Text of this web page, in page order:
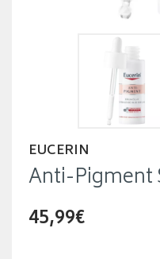
EUCERIN
Anti-Pigment
45,99€